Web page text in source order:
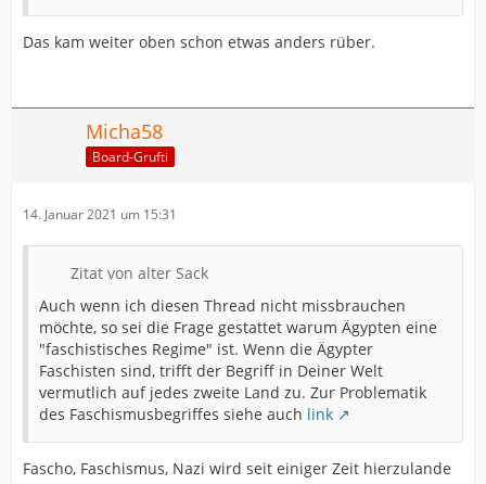
Das kam weiter oben schon etwas anders rüber.
Micha58
Board-Grufti
14. Januar 2021 um 15:31
Zitat von alter Sack
Auch wenn ich diesen Thread nicht missbrauchen
möchte, so sei die Frage gestattet warum Ägypten eine
"faschistisches Regime" ist. Wenn die Ägypter
Faschisten sind, trifft der Begriff in Deiner Welt
vermutlich auf jedes zweite Land zu. Zur Problematik
des Faschismusbegriffes siehe auch link
Fascho, Faschismus, Nazi wird seit einiger Zeit hierzulande